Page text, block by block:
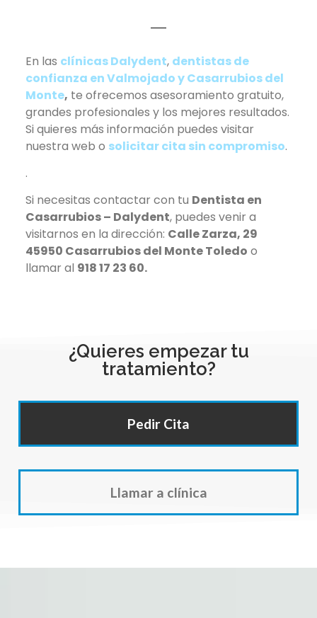
En las clínicas Dalydent, dentistas de
confianza en Valmojado y Casarrubios del
Monte, te ofrecemos asesoramiento gratuito,
grandes profesionales y los mejores resultados.
Si quieres más información puedes visitar
nuestra web o solicitar cita sin compromiso.
.
Si necesitas contactar con tu Dentista en
Casarrubios – Dalydent, puedes venir a
visitarnos en la dirección: Calle Zarza, 29
45950 Casarrubios del Monte Toledo o
llamar al 918 17 23 60.
¿Quieres empezar tu
tratamiento?
Pedir Cita
Llamar a clínica